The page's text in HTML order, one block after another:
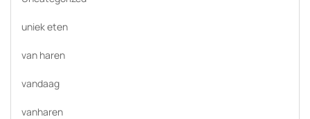
uniek eten
van haren
vandaag
vanharen